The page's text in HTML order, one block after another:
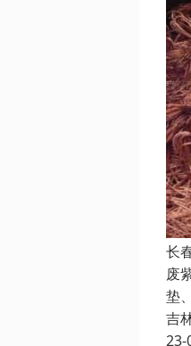
长
废
垫
吉
23-